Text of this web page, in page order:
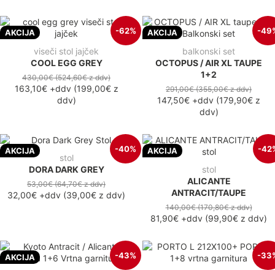
AKCIJA -62%
viseči stol jajček
COOL EGG GREY
430,00€(524,60€z ddv)
163,10€+ddv(199,00€z
ddv)
AKCIJA -
balkonski set
OCTOPUS / AIR XL TAUPE
1+2
291,00€(355,00€z ddv)
147,50€ +ddv (179,90€ z
ddv)
AKCIJA -40%
stol
DORA DARK GREY
53,00€(64,70€z ddv)
32,00€ +ddv (39,00€ z ddv)
AKCIJA -
stol
ALICANTE
ANTRACIT/TAUPE
140,00€(170,80€z ddv)
81,90€ +ddv (99,90€ z ddv)
AKCIJA -43% -